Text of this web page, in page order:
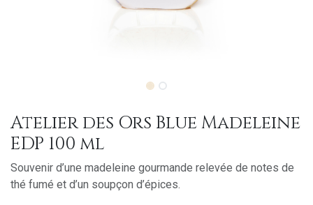
Atelier des Ors Blue Madeleine
EDP 100 ml
Souvenir d’une madeleine gourmande relevée de notes de
thé fumé et d’un soupçon d’épices.